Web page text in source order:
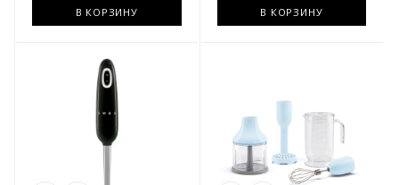
В КОРЗИНУ В КОРЗИНУ